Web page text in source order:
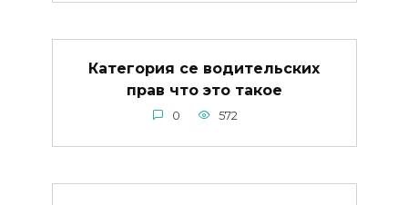
Категория се водительских
прав что это такое
0 572